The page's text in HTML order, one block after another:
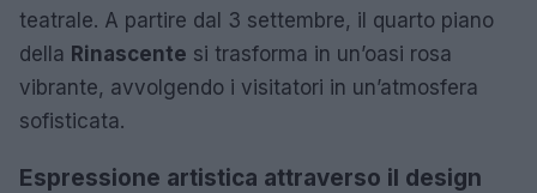
teatrale. A partire dal 3 settembre, il quarto piano
della Rinascente si trasforma in un’oasi rosa
vibrante, avvolgendo i visitatori in un’atmosfera
sofisticata.
Espressione artistica attraverso il design